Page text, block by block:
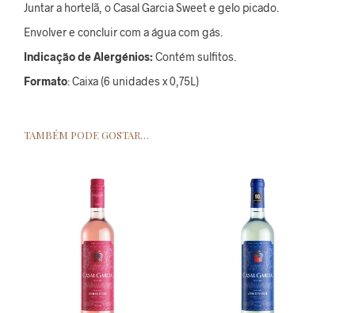
Juntar a hortelã, o Casal Garcia Sweet e gelo picado.
Envolver e concluir com a água com gás.
Indicação de Alergénios:Contém sulfitos.
Formato: Caixa (6 unidades x 0,75L)
TAMBÉM PODE GOSTAR…